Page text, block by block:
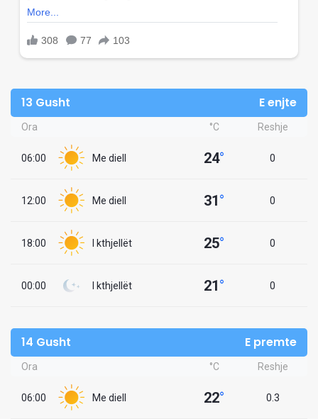
13 Gusht E enjte
Ora °C Reshje
06:00 Me diell 24° 0
12:00 Me diell 31° 0
18:00 I kthjellët 25° 0
00:00 I kthjellët 21° 0
14 Gusht E premte
Ora °C Reshje
06:00 Me diell 22° 0.3